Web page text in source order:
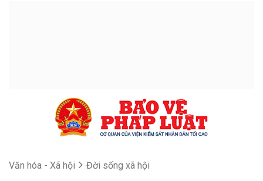
Văn hóa - Xã hội Đời sống xã hội